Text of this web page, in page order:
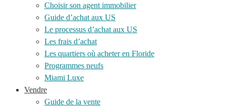
Choisir son agent immobilier
Guide d’achat aux US
Le processus d’achat aux US
Les frais d’achat
Les quartiers où acheter en Floride
Programmes neufs
Miami Luxe
Vendre
Guide de la vente